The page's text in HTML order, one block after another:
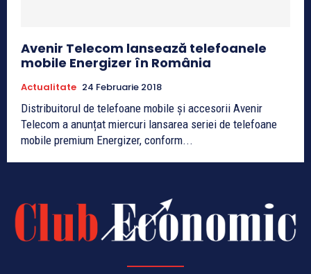
Avenir Telecom lansează telefoanele
mobile Energizer în România
Actualitate 24 Februarie 2018
Distribuitorul de telefoane mobile și accesorii Avenir
Telecom a anunțat miercuri lansarea seriei de telefoane
mobile premium Energizer, conform...